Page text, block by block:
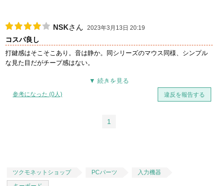
NSKさん 2023年3月13日 20:19
コスパ良し
打鍵感はそこそこあり。音は静か。同シリーズのマウス同様、シンプル
な見た目だがチープ感はない。
パームレストがあるため疲れにくい。その分場所をとるのでデスクが狭
いと置き場所に困りそう。
キートップの印字がwindows/mac両対応なので、切り替えて使う人には
参考になった (0人) 違反を報告する
1
ツクモネットショップ PCパーツ
入力機器